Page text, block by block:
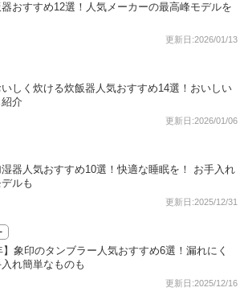
おすすめ12選！人気メーカーの最高峰モデルを
更新日:2026/01/13
しく炊ける炊飯器人気おすすめ14選！おいしい
介
更新日:2026/01/06
器人気おすすめ10選！快適な睡眠を！ お手入れ
ルも
更新日:2025/12/31
】象印のタンブラー人気おすすめ6選！漏れにく
れ簡単なものも
更新日:2025/12/16